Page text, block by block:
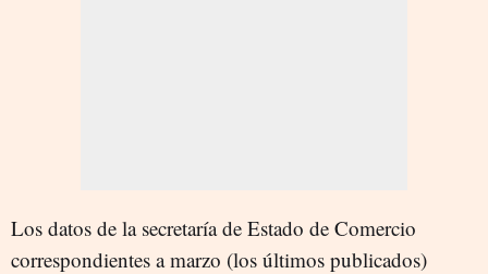
Los datos de la secretaría de Estado de Comercio
correspondientes a marzo (los últimos publicados)